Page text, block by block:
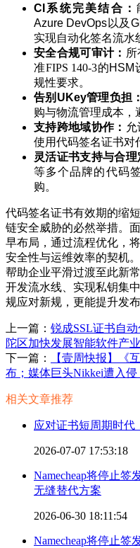
CI系统完美结合：
Azure DevOps以及
实现自动化签名流水
安全合规可审计：
准FIPS 140-3的HSM
规性要求。
告别UKey管理负担
购与物流管理成本，
支持跨地域协作： 允
使用代码签名证书对
灵活证书支持与合理
等多个品牌的代码
购。
代码签名证书有效期的缩
链安全威胁的必然举措。
早布局，通过流程优化，
安全性与运维效率的契机
帮助企业平滑过渡至此新
开发流水线、实现私钥集
规应对新规，更能提升发
上一篇： 锐成SSL证书自
陀区加快发展智能软件产
下一篇：
【壹周快报】《
布；媒体巨头Nikkei遭入
相关文章推荐
应对证书短周期时代
2026-07-07 17:53:18
Namecheap将停止签
无缝替代方案
2026-06-30 18:11:54
Namecheap将停止签